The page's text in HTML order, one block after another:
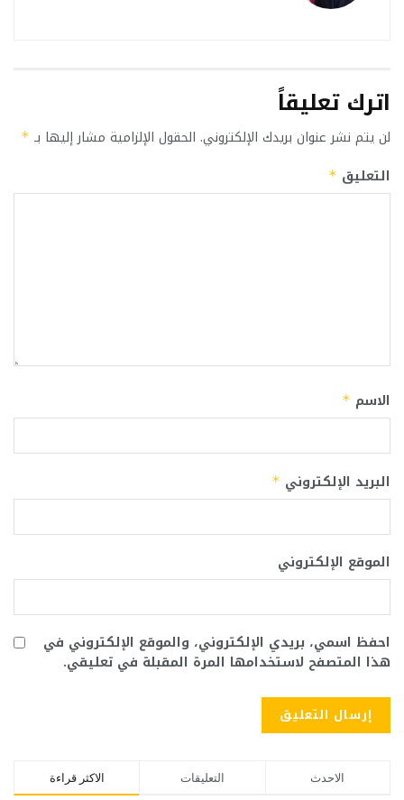
اترك تعليقاً
لن يتم نشر عنوان بريدك الإلكتروني. الحقول الإلزامية مشار إليها بـ *
التعليق *
الاسم *
البريد الإلكتروني *
الموقع الإلكتروني
احفظ اسمي، بريدي الإلكتروني، والموقع الإلكتروني في
هذا المتصفح لاستخدامها المرة المقبلة في تعليقي.
الاكثر قراءة التعليقات الاحدث